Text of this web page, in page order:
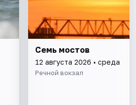
Семь мостов
12 августа 2026 • среда
Речной вокзал